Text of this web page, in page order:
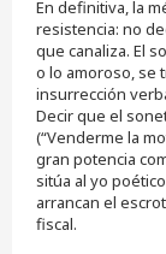
En definitiva, la
resistencia: no
que canaliza. El
o lo amoroso, se
insurrección
Decir que el
(“Venderme la
gran potencia
sitúa al yo
arrancan el
fiscal.